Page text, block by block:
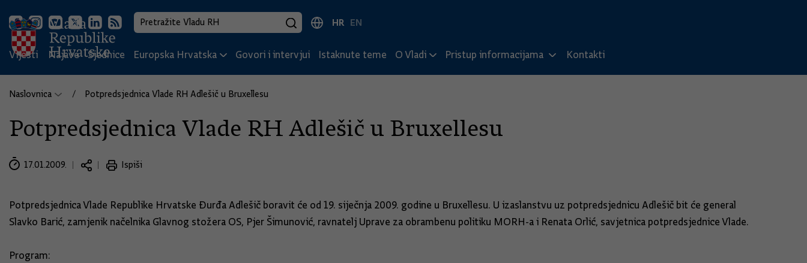
HR EN
Vijesti Najave Sjednice Europska Hrvatska Govori i intervjui Istaknute teme O Vladi Pristup informacijama Kontakti
Naslovnica Potpredsjednica Vlade RH Adlešič u Bruxellesu
Potpredsjednica Vlade RH Adlešič u Bruxellesu
17.01.2009. Ispiši
Potpredsjednica Vlade Republike Hrvatske Đurđa Adlešič boravit će od 19. siječnja 2009. godine u Bruxellesu. U izaslanstvu uz potpredsjednicu Adlešič bit će general
Slavko Barić, zamjenik načelnika Glavnog stožera OS, Pjer Šimunović, ravnatelj Uprave za obrambenu politiku MORH-a i Renata Orlić, savjetnica potpredsjednice Vlade.
Program: